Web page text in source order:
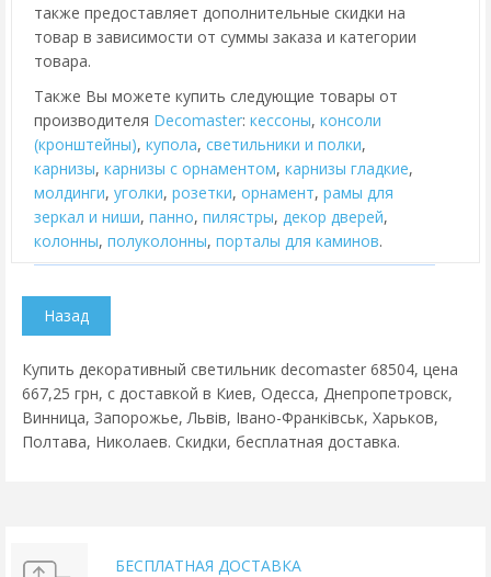
также предоставляет дополнительные скидки на
товар в зависимости от суммы заказа и категории
товара.
Также Вы можете купить следующие товары от
производителя Decomaster: кессоны, консоли
(кронштейны), купола, cветильники и полки,
карнизы, карнизы с орнаментом, карнизы гладкие,
молдинги, уголки, розетки, орнамент, рамы для
зеркал и ниши, панно, пилястры, декор дверей,
колонны, полуколонны, порталы для каминов.
Купить декоративный светильник decomaster 68504, цена
667,25 грн, с доставкой в Киев, Одесса, Днепропетровск,
Винница, Запорожье, Львів, Івано-Франківськ, Харьков,
Полтава, Николаев. Скидки, бесплатная доставка.
БЕСПЛАТНАЯ ДОСТАВКА